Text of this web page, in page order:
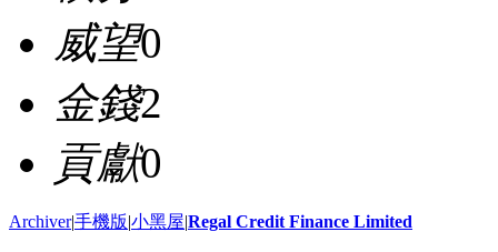
威望0
金錢2
貢獻0
Archiver|手機版|小黑屋|Regal Credit Finance Limited